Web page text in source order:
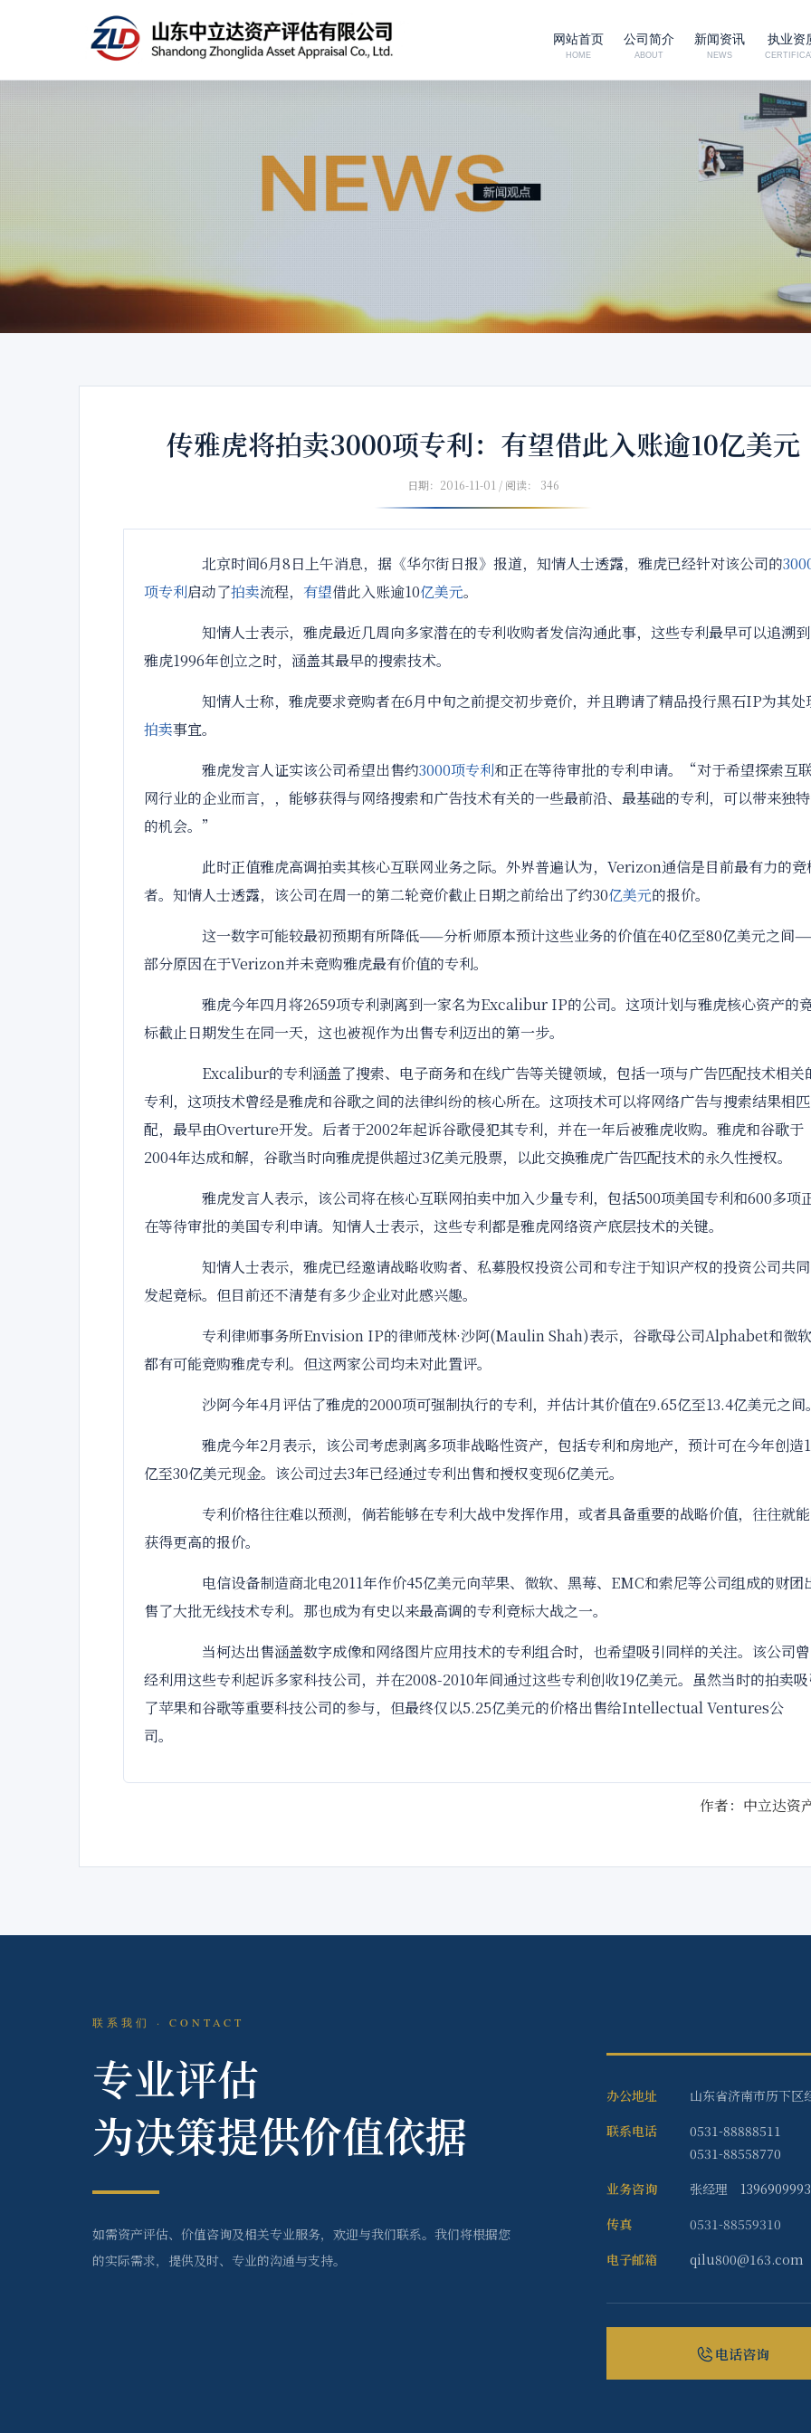
网站首页
HOME
公司简介
ABOUT
新闻资讯
NEWS
执业资
传雅虎将拍卖3000项专利：有望借此入账逾10亿美元
日期：2016-11-01 / 阅读： 346
北京时间6月8日上午消息，据《华尔街日报》报道，知情人士透露，雅虎已经针对该公司的
项专利启动了拍卖流程， 有望借此入账逾10亿美元。
知情人士表示，雅虎最近几周向多家潜在的专利收购者发信沟通此事，这些专利最早可以追溯到
雅虎1996年创立之时，涵盖其最早的搜索技术。
知情人士称，雅虎要求竞购者在6月中旬之前提交初步竞价，并且聘请了精品投行黑石IP为其处
拍卖事宜。
雅虎发言人证实该公司希望出售约3000项专利和正在等待审批的专利申请。“对于希望探索互
网行业的企业而言，，能够获得与网络搜索和广告技术有关的一些最前沿、最基础的专利，可以带来独特
的机会。”
此时正值雅虎高调拍卖其核心互联网业务之际。外界普遍认为，Verizon通信是目前最有力的竞
者。知情人士透露，该公司在周一的第二轮竞价截止日期之前给出了约30亿美元的报价。
这一数字可能较最初预期有所降低——分析师原本预计这些业务的价值在40亿至80亿美元之间
部分原因在于Verizon并未竞购雅虎最有价值的专利。
雅虎今年四月将2659项专利剥离到一家名为Excalibur IP的公司。这项计划与雅虎核心资产的
标截止日期发生在同一天，这也被视作为出售专利迈出的第一步。
Excalibur的专利涵盖了搜索、电子商务和在线广告等关键领域，包括一项与广告匹配技术相关
专利，这项技术曾经是雅虎和谷歌之间的法律纠纷的核心所在。这项技术可以将网络广告与搜索结果相匹
配，最早由Overture开发。后者于2002年起诉谷歌侵犯其专利，并在一年后被雅虎收购。雅虎和谷歌于
2004年达成和解，谷歌当时向雅虎提供超过3亿美元股票，以此交换雅虎广告匹配技术的永久性授权。
雅虎发言人表示，该公司将在核心互联网拍卖中加入少量专利，包括500项美国专利和600多项
在等待审批的美国专利申请。知情人士表示，这些专利都是雅虎网络资产底层技术的关键。
知情人士表示，雅虎已经邀请战略收购者、私募股权投资公司和专注于知识产权的投资公司共同
发起竞标。但目前还不清楚有多少企业对此感兴趣。
专利律师事务所Envision IP的律师茂林·沙阿(Maulin Shah)表示，谷歌母公司Alphabet和微软
都有可能竞购雅虎专利。但这两家公司均未对此置评。
沙阿今年4月评估了雅虎的2000项可强制执行的专利，并估计其价值在9.65亿至13.4亿美元之间。
雅虎今年2月表示，该公司考虑剥离多项非战略性资产，包括专利和房地产，预计可在今年创造
亿至30亿美元现金。该公司过去3年已经通过专利出售和授权变现6亿美元。
专利价格往往难以预测，倘若能够在专利大战中发挥作用，或者具备重要的战略价值，往往就能
获得更高的报价。
电信设备制造商北电2011年作价45亿美元向苹果、微软、黑莓、EMC和索尼等公司组成的财团
售了大批无线技术专利。那也成为有史以来最高调的专利竞标大战之一。
当柯达出售涵盖数字成像和网络图片应用技术的专利组合时，也希望吸引同样的关注。该公司曾
经利用这些专利起诉多家科技公司，并在2008-2010年间通过这些专利创收19亿美元。虽然当时的拍卖
了苹果和谷歌等重要科技公司的参与，但最终仅以5.25亿美元的价格出售给Intellectual Ventures公
司。
作者：中立达资
联系我们 · CONTACT
专业评估
为决策提供价值依据
如需资产评估、价值咨询及相关专业服务，欢迎与我们联系。我们将根据您
的实际需求，提供及时、专业的沟通与支持。
办公地址
山东省济南市历下区
联系电话
0531-88888511
0531-88558770
业务咨询
张经理
传真
0531-88559310
电子邮箱
qilu800@163.com
电话咨询